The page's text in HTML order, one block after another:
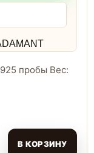
пробы Вес:
В КОРЗИНУ